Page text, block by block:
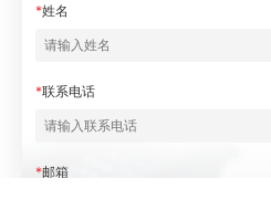
*姓名
*联系电话
*邮箱